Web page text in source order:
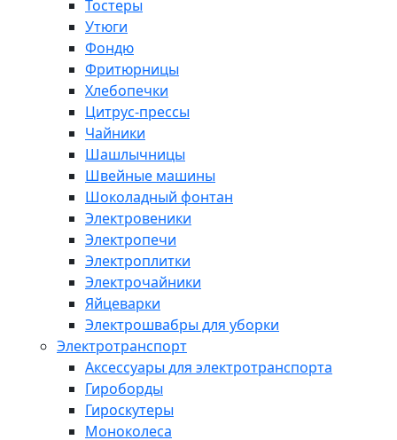
Тостеры
Утюги
Фондю
Фритюрницы
Хлебопечки
Цитрус-прессы
Чайники
Шашлычницы
Швейные машины
Шоколадный фонтан
Электровеники
Электропечи
Электроплитки
Электрочайники
Яйцеварки
Электрошвабры для уборки
Электротранспорт
Аксессуары для электротранспорта
Гироборды
Гироскутеры
Моноколеса